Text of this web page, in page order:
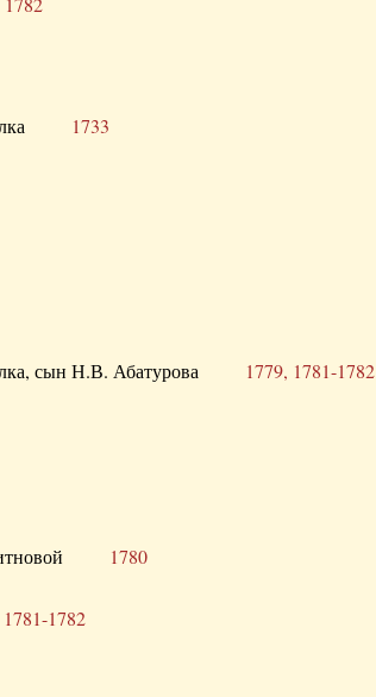
полка 1733
сын Н.В. Абатурова 1779, 1781-1782
Житновой 1780
1782